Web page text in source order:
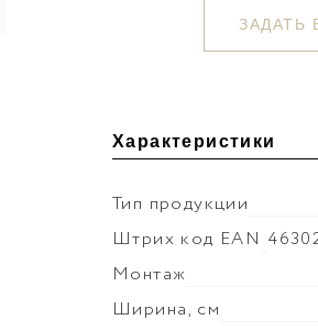
ЗАДАТЬ
Характеристики
Тип продукции
Штрих код EAN
Монтаж
Ширина, см